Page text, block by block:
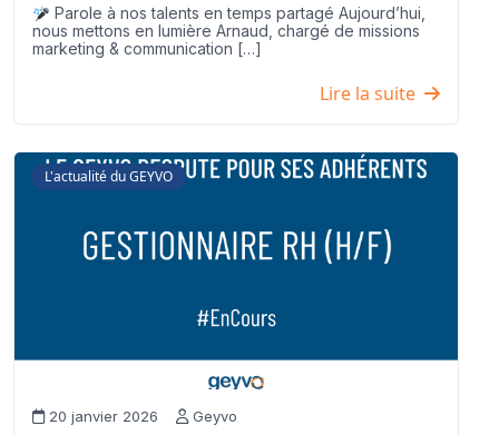
Parole à nos talents en temps partagé Aujourd’hui,
nous mettons en lumière Arnaud, chargé de missions
marketing & communication […]
Lire la suite
L'actualité du GEYVO
20 janvier 2026 Geyvo